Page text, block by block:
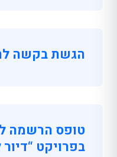
הגשת בקשה
טופס הרשמה
בפרויקט